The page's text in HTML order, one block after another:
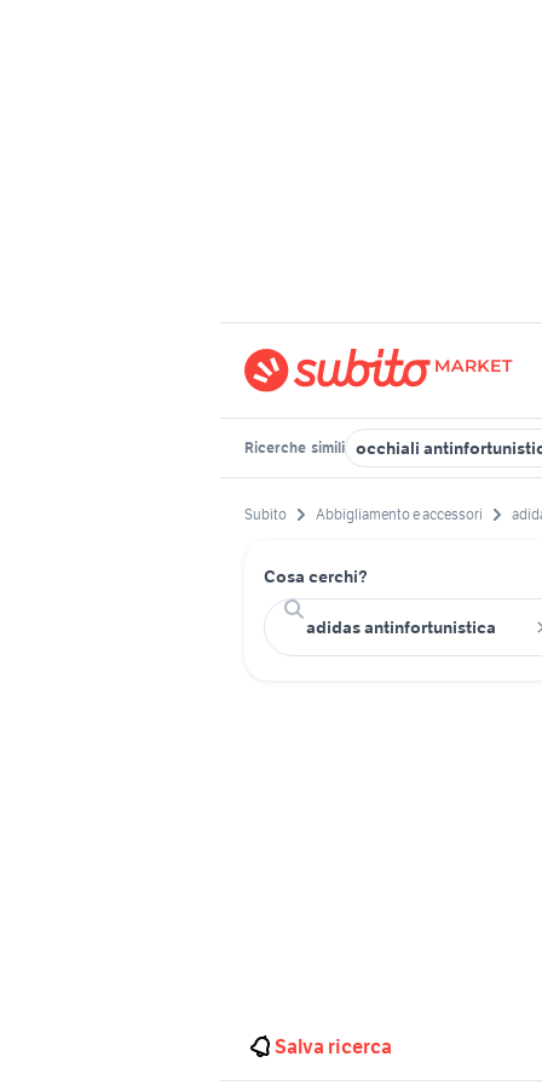
Ricerche simili occhiali
Subito Abbigliamento e accessori
Cosa cerchi?
Salva ricerca